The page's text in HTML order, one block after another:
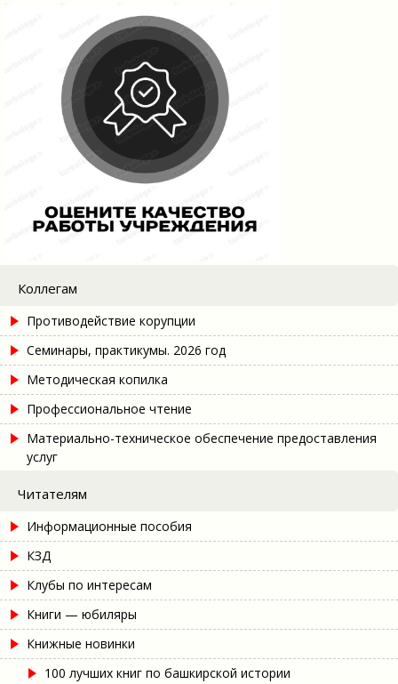
Коллегам
Противодействие корупции
Семинары, практикумы. 2026 год
Методическая копилка
Профессиональное чтение
Материально-техническое обеспечение предоставления
услуг
Читателям
Информационные пособия
КЗД
Клубы по интересам
Книги — юбиляры
Книжные новинки
100 лучших книг по башкирской истории